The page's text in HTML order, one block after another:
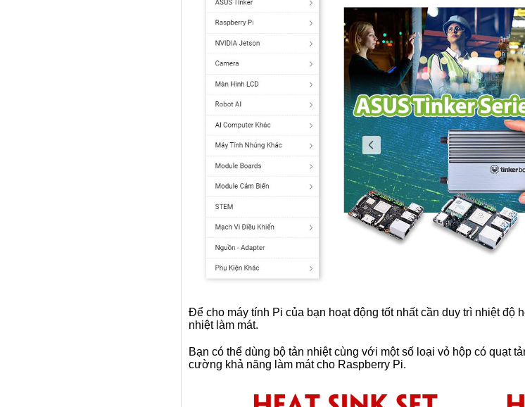
Để cho máy tính Pi của bạn hoạt động tốt nhất cần duy trì nhiệt độ
nhiệt làm mát.
Bạn có thể dùng bộ tản nhiệt cùng với một số loại vỏ hộp có quạt
cường khả năng làm mát cho Raspberry Pi.